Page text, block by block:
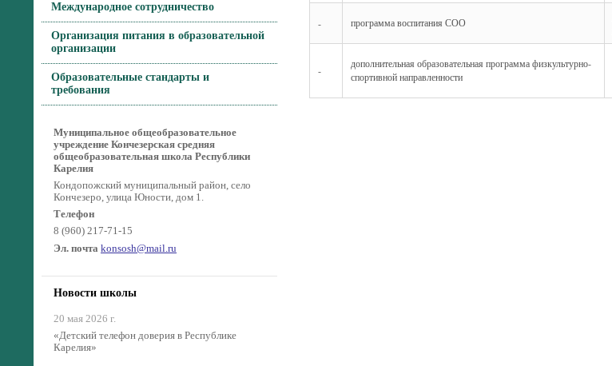
Международное сотрудничество
Организация питания в образовательной
организации
Образовательные стандарты и
требования
Муниципальное общеобразовательное
учреждение Кончезерская средняя
общеобразовательная школа Республики
Карелия
Кондопожский муниципальный район, село
Кончезеро, улица Юности, дом 1.
Телефон
8 (960) 217-71-15
Эл. почта konsosh@mail.ru
Новости школы
20 мая 2026 г.
«Детский телефон доверия в Республике
Карелия»
- программа воспитания СОО
-
дополнительная образовательная программа физкультурно-
спортивной направленности